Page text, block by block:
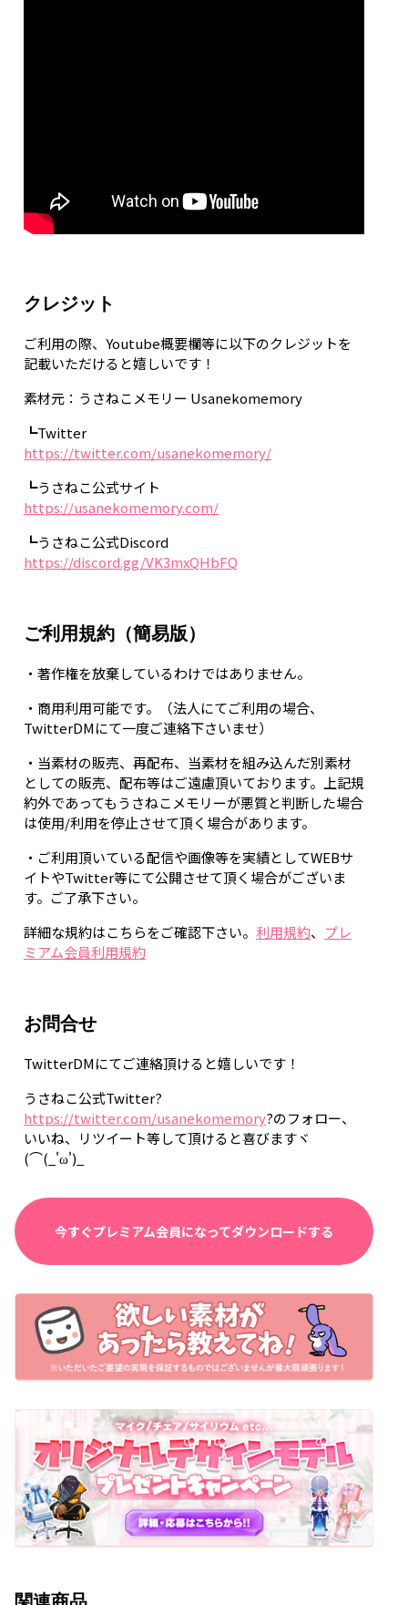
クレジット
ご利用の際、Youtube概要欄等に以下のクレジットを
記載いただけると嬉しいです！
素材元：うさねこメモリー Usanekomemory
┗Twitter
https://twitter.com/usanekomemory/
┗うさねこ公式サイト
https://usanekomemory.com/
┗うさねこ公式Discord
https://discord.gg/VK3mxQHbFQ
ご利用規約（簡易版）
・著作権を放棄しているわけではありません。
・商用利用可能です。（法人にてご利用の場合、
TwitterDMにて一度ご連絡下さいませ）
・当素材の販売、再配布、当素材を組み込んだ別素材
としての販売、配布等はご遠慮頂いております。上記規
約外であってもうさねこメモリーが悪質と判断した場合
は使用/利用を停止させて頂く場合があります。
・ご利用頂いている配信や画像等を実績としてWEBサ
イトやTwitter等にて公開させて頂く場合がございま
す。ご了承下さい。
詳細な規約はこちらをご確認下さい。 利用規約、 プレ
ミアム会員利用規約
お問合せ
TwitterDMにてご連絡頂けると嬉しいです！
うさねこ公式Twitter?
https://twitter.com/usanekomemory?のフォロー、
いいね、リツイート等して頂けると喜びますヾ
(⌒(_'ω')_
今すぐプレミアム会員になってダウンロードする